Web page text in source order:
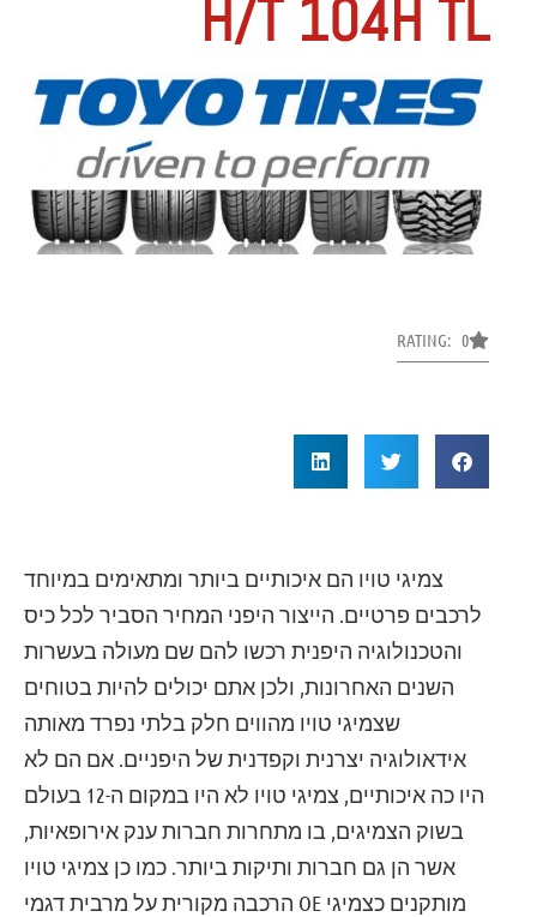
H/T 104H TL
RATING: 0
צמיגי טויו הם איכותיים ביותר ומתאימים במיוחד
לרכבים פרטיים. הייצור היפני המחיר הסביר לכל כיס
והטכנולוגיה היפנית רכשו להם שם מעולה בעשרות
השנים האחרונות, ולכן אתם יכולים להיות בטוחים
שצמיגי טויו מהווים חלק בלתי נפרד מאותה
אידאולוגיה יצרנית וקפדנית של היפניים. אם הם לא
היו כה איכותיים, צמיגי טויו לא היו במקום ה-12 בעולם
בשוק הצמיגים, בו מתחרות חברות ענק אירופאיות,
אשר הן גם חברות ותיקות ביותר. כמו כן צמיגי טויו
מותקנים כצמיגי OE הרכבה מקורית על מרבית דגמי